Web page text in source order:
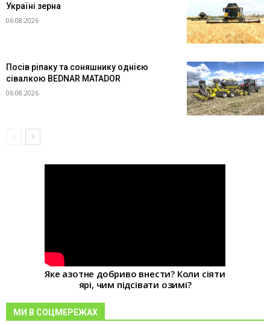
Україні зерна
06.08.2026
Посів ріпаку та соняшнику однією
сівалкою BEDNAR MATADOR
06.08.2026
Яке азотне добриво внести? Коли сіяти
ярі, чим підсівати озимі?
МИ В СОЦМЕРЕЖАХ